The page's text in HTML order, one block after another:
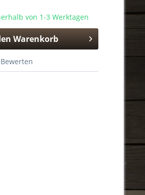
von 1-3 Werktagen
Warenkorb
Hinzugefügt
Bewerten